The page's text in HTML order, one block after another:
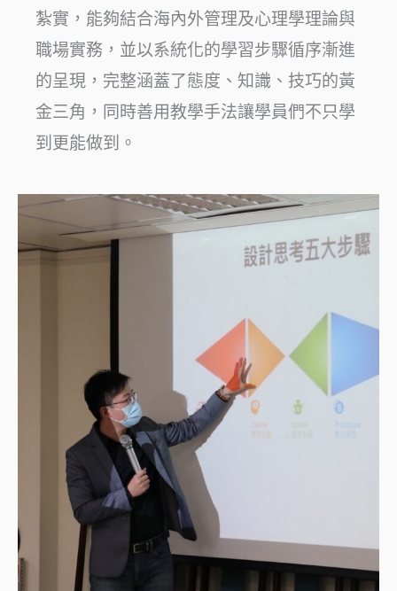
紮實，能夠結合海內外管理及心理學理論與
職場實務，並以系統化的學習步驟循序漸進
的呈現，完整涵蓋了態度、知識、技巧的黃
金三角，同時善用教學手法讓學員們不只學
到更能做到。